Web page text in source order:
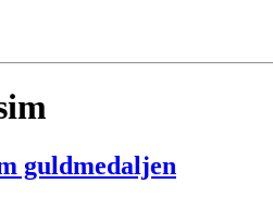
guldmedaljen